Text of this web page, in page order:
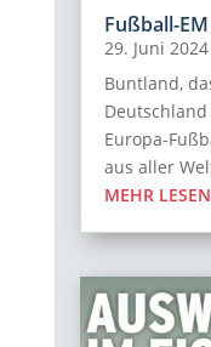
Fußball-
29. Juni 2024
Buntland,
Europa-
aus aller
MEHR LESEN